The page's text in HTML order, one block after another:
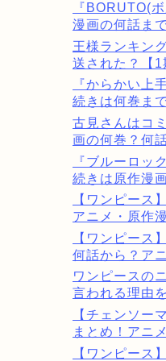
『BORUTO(
漫画の何話ま
王様ランキン
送された？【1
『からかい上
続きは何巻ま
古見さんはコ
画の何巻？何
『ブルーロッ
続きは原作漫
【ワンピース
アニメ・原作
【ワンピース
何話から？ア
ワンピースの
言われる理由
【チェンソー
まとめ！アニ
【ワンピース